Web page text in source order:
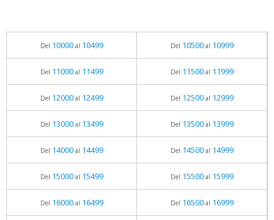
Del 10000al 10499 Del 10500al 10999
Del 11000al 11499 Del 11500al 11999
Del 12000al 12499 Del 12500al 12999
Del 13000al 13499 Del 13500al 13999
Del 14000al 14499 Del 14500al 14999
Del 15000al 15499 Del 15500al 15999
Del 16000al 16499 Del 16500al 16999